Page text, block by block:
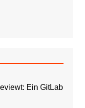
Ein GitLab